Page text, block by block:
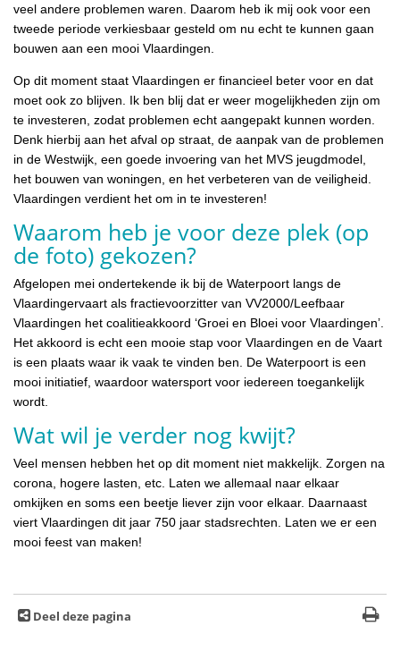
veel andere problemen waren. Daarom heb ik mij ook voor een
tweede periode verkiesbaar gesteld om nu echt te kunnen gaan
bouwen aan een mooi Vlaardingen.
Op dit moment staat Vlaardingen er financieel beter voor en dat
moet ook zo blijven. Ik ben blij dat er weer mogelijkheden zijn om
te investeren, zodat problemen echt aangepakt kunnen worden.
Denk hierbij aan het afval op straat, de aanpak van de problemen
in de Westwijk, een goede invoering van het MVS jeugdmodel,
het bouwen van woningen, en het verbeteren van de veiligheid.
Vlaardingen verdient het om in te investeren!
Waarom heb je voor deze plek (op
de foto) gekozen?
Afgelopen mei ondertekende ik bij de Waterpoort langs de
Vlaardingervaart als fractievoorzitter van VV2000/Leefbaar
Vlaardingen het coalitieakkoord ‘Groei en Bloei voor Vlaardingen’.
Het akkoord is echt een mooie stap voor Vlaardingen en de Vaart
is een plaats waar ik vaak te vinden ben. De Waterpoort is een
mooi initiatief, waardoor watersport voor iedereen toegankelijk
wordt.
Wat wil je verder nog kwijt?
Veel mensen hebben het op dit moment niet makkelijk. Zorgen na
corona, hogere lasten, etc. Laten we allemaal naar elkaar
omkijken en soms een beetje liever zijn voor elkaar. Daarnaast
viert Vlaardingen dit jaar 750 jaar stadsrechten. Laten we er een
mooi feest van maken!
Deel deze pagina